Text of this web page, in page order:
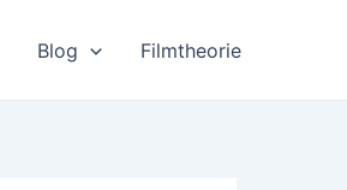
Blog Filmtheorie